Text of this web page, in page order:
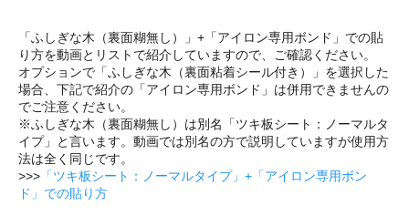
「ふしぎな木（裏面糊無し）」+「アイロン専用ボンド」での貼
り方を動画とリストで紹介していますので、ご確認ください。
オプションで「ふしぎな木（裏面粘着シール付き）」を選択した
場合、下記で紹介の「アイロン専用ボンド」は併用できませんの
でご注意ください。
※ふしぎな木（裏面糊無し）は別名「ツキ板シート：ノーマルタ
イプ」と言います。動画では別名の方で説明していますが使用方
法は全く同じです。
>>> 「ツキ板シート：ノーマルタイプ」+「アイロン専用ボン
ド」での貼り方